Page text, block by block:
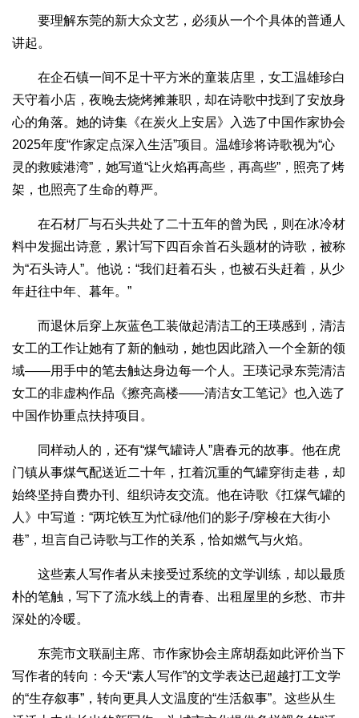
要理解东莞的新大众文艺，必须从一个个具体的普通人
讲起。
在企石镇一间不足十平方米的童装店里，女工温雄珍白
天守着小店，夜晚去烧烤摊兼职，却在诗歌中找到了安放身
心的角落。她的诗集《在炭火上安居》入选了中国作家协会
2025年度“作家定点深入生活”项目。温雄珍将诗歌视为“心
灵的救赎港湾”，她写道“让火焰再高些，再高些”，照亮了烤
架，也照亮了生命的尊严。
在石材厂与石头共处了二十五年的曾为民，则在冰冷材
料中发掘出诗意，累计写下四百余首石头题材的诗歌，被称
为“石头诗人”。他说：“我们赶着石头，也被石头赶着，从少
年赶往中年、暮年。”
而退休后穿上灰蓝色工装做起清洁工的王瑛感到，清洁
女工的工作让她有了新的触动，她也因此踏入一个全新的领
域——用手中的笔去触达身边每一个人。王瑛记录东莞清洁
女工的非虚构作品《擦亮高楼——清洁女工笔记》也入选了
中国作协重点扶持项目。
同样动人的，还有“煤气罐诗人”唐春元的故事。他在虎
门镇从事煤气配送近二十年，扛着沉重的气罐穿街走巷，却
始终坚持自费办刊、组织诗友交流。他在诗歌《扛煤气罐的
人》中写道：“两坨铁互为忙碌/他们的影子/穿梭在大街小
巷”，坦言自己诗歌与工作的关系，恰如燃气与火焰。
这些素人写作者从未接受过系统的文学训练，却以最质
朴的笔触，写下了流水线上的青春、出租屋里的乡愁、市井
深处的冷暖。
东莞市文联副主席、市作家协会主席胡磊如此评价当下
写作者的转向：今天“素人写作”的文学表达已超越打工文学
的“生存叙事”，转向更具人文温度的“生活叙事”。这些从生